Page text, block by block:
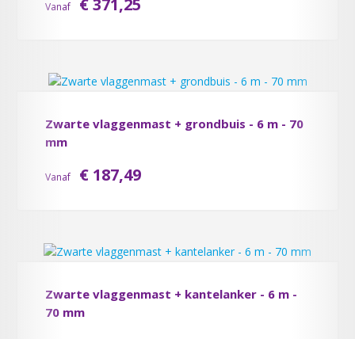
Vanaf € 371,25
Zwarte vlaggenmast + grondbuis - 6 m - 70
mm
Vanaf € 187,49
Zwarte vlaggenmast + kantelanker - 6 m -
70 mm